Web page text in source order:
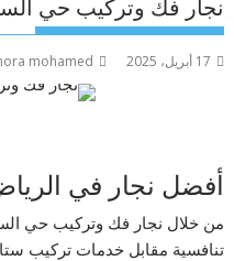
نجار فك وتركيب حي السعادة
17 أبريل، 2025 mohamed
أفضل نجار في
من خلال نجار فك وتركيب حي
تنافسية مقابل خدمات تركيب